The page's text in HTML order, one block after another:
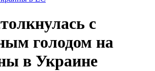
с
голодом на
в Украине